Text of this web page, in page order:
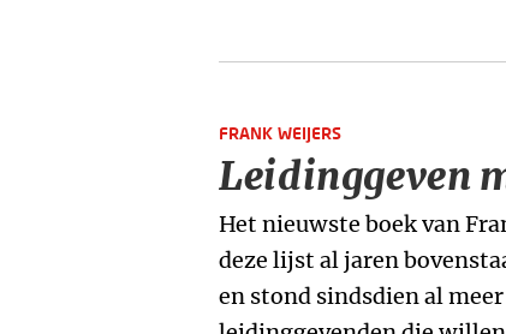
FRANK WEIJERS
Leidinggeven
Het nieuwste boek van
deze lijst al jaren
en stond sindsdien al